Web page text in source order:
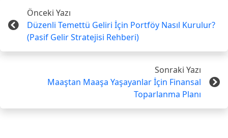
Önceki Yazı
Düzenli Temettü Geliri İçin Portföy Nasıl Kurulur?
(Pasif Gelir Stratejisi Rehberi)
Sonraki Yazı
Maaştan Maaşa Yaşayanlar İçin Finansal
Toparlanma Planı